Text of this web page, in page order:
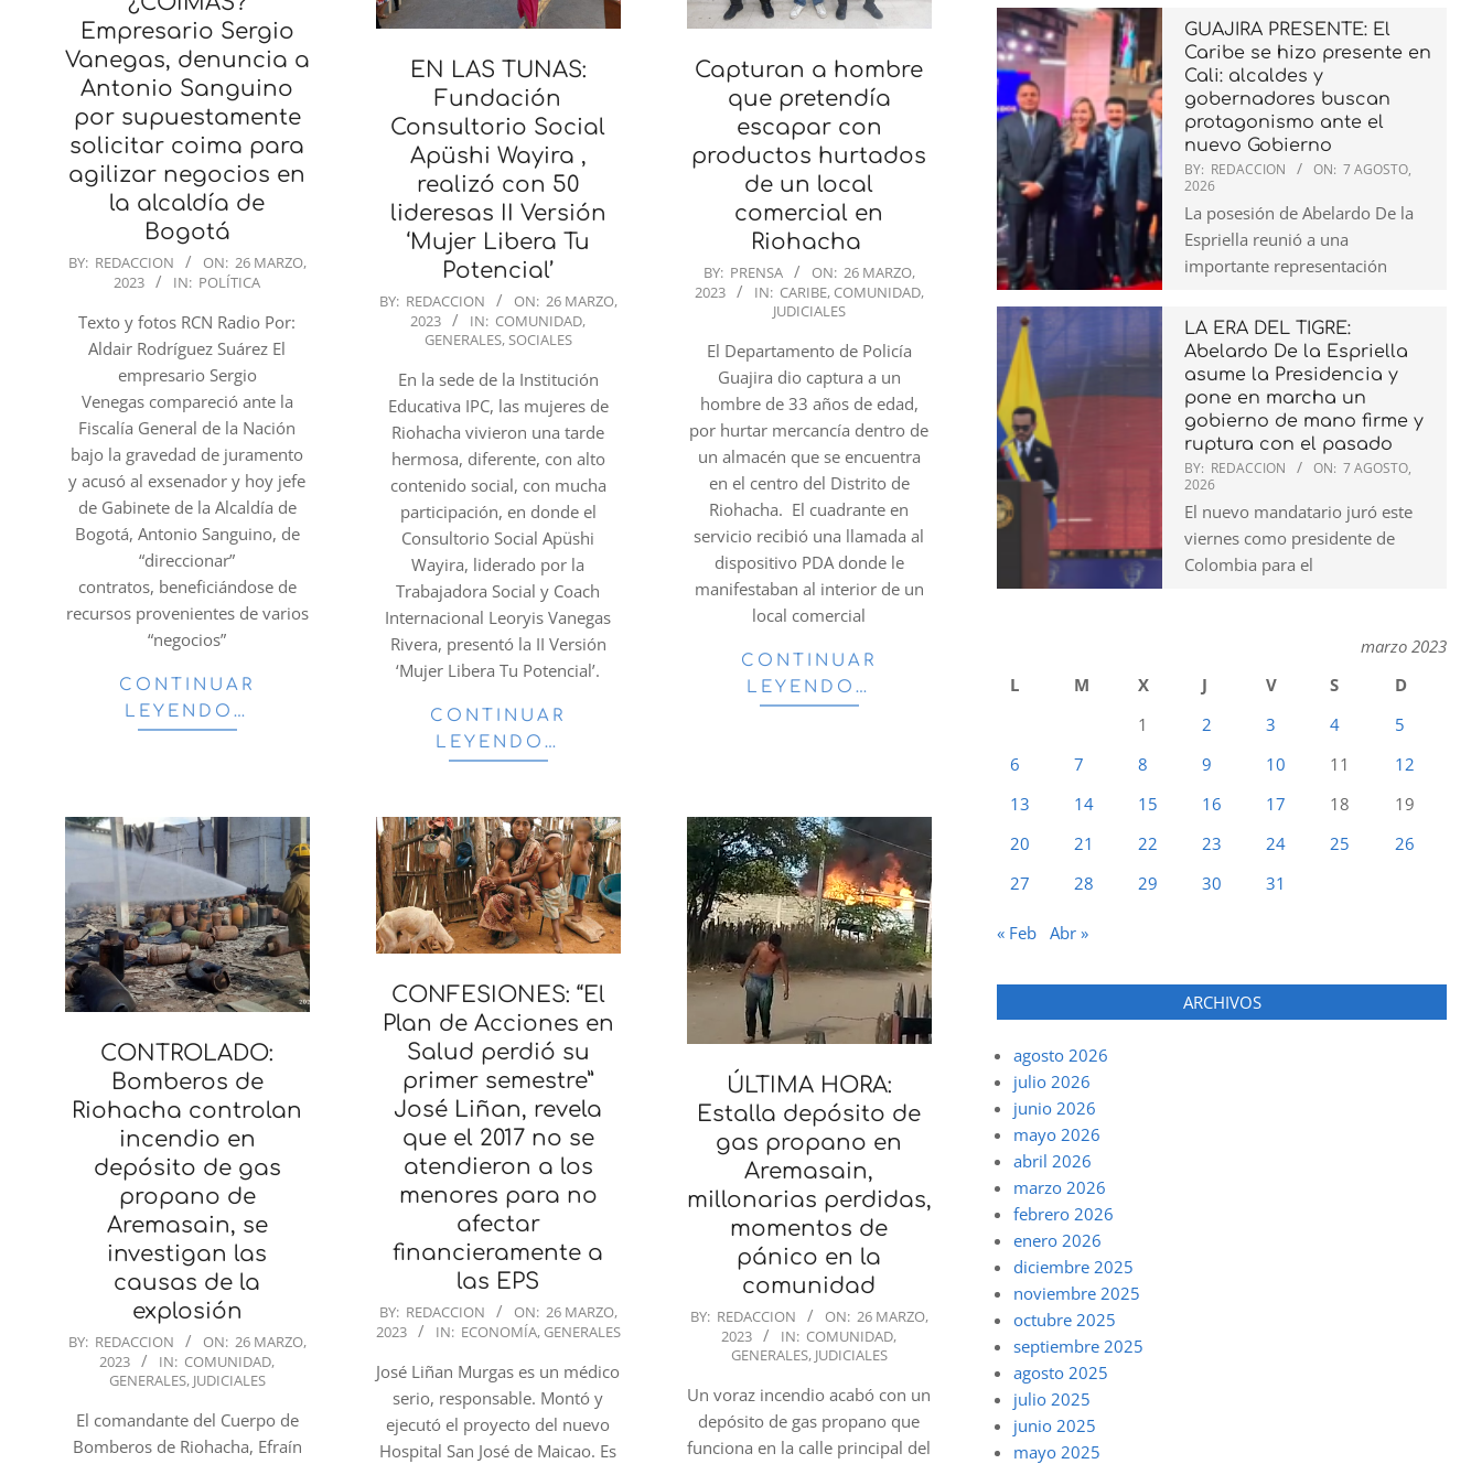
Empresario Sergio
Vanegas, denuncia a
Antonio Sanguino
por supuestamente
solicitar coima para
agilizar negocios en
la alcaldía de
Bogotá
2023-
26
BY: REDACCION ON: 26 MARZO,
2023
IN: POLÍTICA
Texto y fotos RCN Radio Por:
Aldair Rodríguez Suárez El
empresario Sergio
Venegas compareció ante la
Fiscalía General de la Nación
bajo la gravedad de juramento
y acusó al exsenador y hoy jefe
de Gabinete de la Alcaldía de
Bogotá, Antonio Sanguino, de
“direccionar”
contratos, beneficiándose de
recursos provenientes de varios
“negocios”
CONTINUAR
LEYENDO…
EN LAS TUNAS:
Fundación
Consultorio Social
Apüshi Wayira ,
realizó con 50
lideresas II Versión
‘Mujer Libera Tu
Potencial’
2023-
BY: REDACCION ON: 26 MARZO,
2023
IN: COMUNIDAD,
GENERALES,SOCIALES
En la sede de la Institución
Educativa IPC, las mujeres de
Riohacha vivieron una tarde
hermosa, diferente, con alto
contenido social, con mucha
participación, en donde el
Consultorio Social Apüshi
Wayira, liderado por la
Trabajadora Social y Coach
Internacional Leoryis Vanegas
Rivera, presentó la II Versión
‘Mujer Libera Tu Potencial’.
CONTINUAR
LEYENDO…
Capturan a hombre
que pretendía
escapar con
productos hurtados
de un local
comercial en
Riohacha
2023-
03-
BY: PRENSA ON: 26 MARZO,
2023
IN: CARIBE, COMUNIDAD,
JUDICIALES
El Departamento de Policía
Guajira dio captura a un
hombre de 33 años de edad,
por hurtar mercancía dentro de
un almacén que se encuentra
en el centro del Distrito de
Riohacha. El cuadrante en
servicio recibió una llamada al
dispositivo PDA donde le
manifestaban al interior de un
local comercial
CONTINUAR
LEYENDO…
CONTROLADO:
Bomberos de
Riohacha controlan
incendio en
depósito de gas
propano de
Aremasain, se
investigan las
causas de la
explosión
2023-
BY: REDACCION ON: 26 MARZO,
2023
IN: COMUNIDAD,
GENERALES, JUDICIALES
El comandante del Cuerpo de
Bomberos de Riohacha, Efraín
CONFESIONES: “El
Plan de Acciones en
Salud perdió su
primer semestre”
José Liñan, revela
que el 2017 no se
atendieron a los
menores para no
afectar
financieramente a
las EPS
2023-
03-
26
BY: REDACCION ON: 26 MARZO,
2023
IN: ECONOMÍA, GENERALES
José Liñan Murgas es un médico
serio, responsable. Montó y
ejecutó el proyecto del nuevo
Hospital San José de Maicao. Es
ÚLTIMA HORA:
Estalla depósito de
gas propano en
Aremasain,
millonarias perdidas,
momentos de
pánico en la
comunidad
2023-
BY: REDACCION ON: 26 MARZO,
2023
IN: COMUNIDAD,
GENERALES, JUDICIALES
Un voraz incendio acabó con un
depósito de gas propano que
funciona en la calle principal del
GUAJIRA PRESENTE: El
Caribe se hizo presente en
Cali: alcaldes y
gobernadores buscan
protagonismo ante el
nuevo Gobierno
BY: REDACCION ON: 7 AGOSTO,
2026
La posesión de Abelardo De la
Espriella reunió a una
importante representación
LA ERA DEL TIGRE:
Abelardo De la Espriella
asume la Presidencia y
pone en marcha un
gobierno de mano firme y
ruptura con el pasado
BY: REDACCION ON: 7 AGOSTO,
2026
El nuevo mandatario juró este
viernes como presidente de
Colombia para el
marzo 2023
L
M X J V S
D
1
2 3 4
5
6
7 8 9 10 11
12
13
14 15 16 17 18
19
20
21 22 23 24 25
26
27
28 29 30 31
« Feb Abr »
ARCHIVOS
agosto 2026
julio 2026
junio 2026
mayo 2026
abril 2026
marzo 2026
febrero 2026
enero 2026
diciembre 2025
noviembre 2025
octubre 2025
septiembre 2025
agosto 2025
julio 2025
junio 2025
mayo 2025